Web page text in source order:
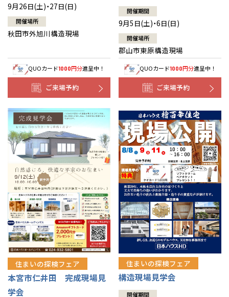
9月26日(土)・27日(日)
開催場所
秋田市外旭川構造現場
QUOカード1000円分進呈中！
ご来場予約
開催期間
9月5日(土)・6日(日)
開催場所
郡山市東原構造現場
QUOカード1000円分進呈中！
ご来場予約
住まいの探検フェア
本宮市仁井田 完成現場見
学会
住まいの探検フェア
構造現場見学会
開催期間